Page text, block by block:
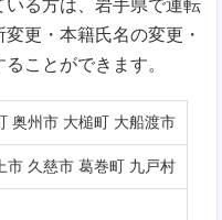
る方は、岩手県で運転
更・本籍氏名の変更・
ことができます。
奥州市 大槌町 大船渡市
市 久慈市 葛巻町 九戸村